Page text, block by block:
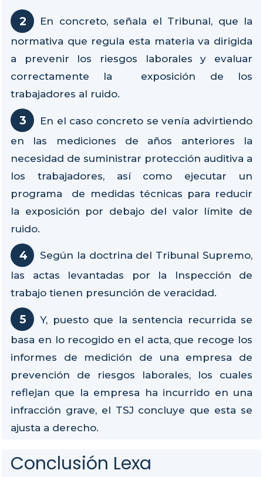
En concreto, señala el Tribunal, que la
normativa que regula esta materia va dirigida
a prevenir los riesgos laborales y evaluar
correctamente la exposición de los
trabajadores al ruido.
En el caso concreto se venía advirtiendo
en las mediciones de años anteriores la
necesidad de suministrar protección auditiva a
los trabajadores, así como ejecutar un
programa de medidas técnicas para reducir
la exposición por debajo del valor límite de
ruido.
Según la doctrina del Tribunal Supremo,
las actas levantadas por la Inspección de
trabajo tienen presunción de veracidad.
Y, puesto que la sentencia recurrida se
basa en lo recogido en el acta, que recoge los
informes de medición de una empresa de
prevención de riesgos laborales, los cuales
reflejan que la empresa ha incurrido en una
infracción grave, el TSJ concluye que esta se
ajusta a derecho.
Conclusión Lexa